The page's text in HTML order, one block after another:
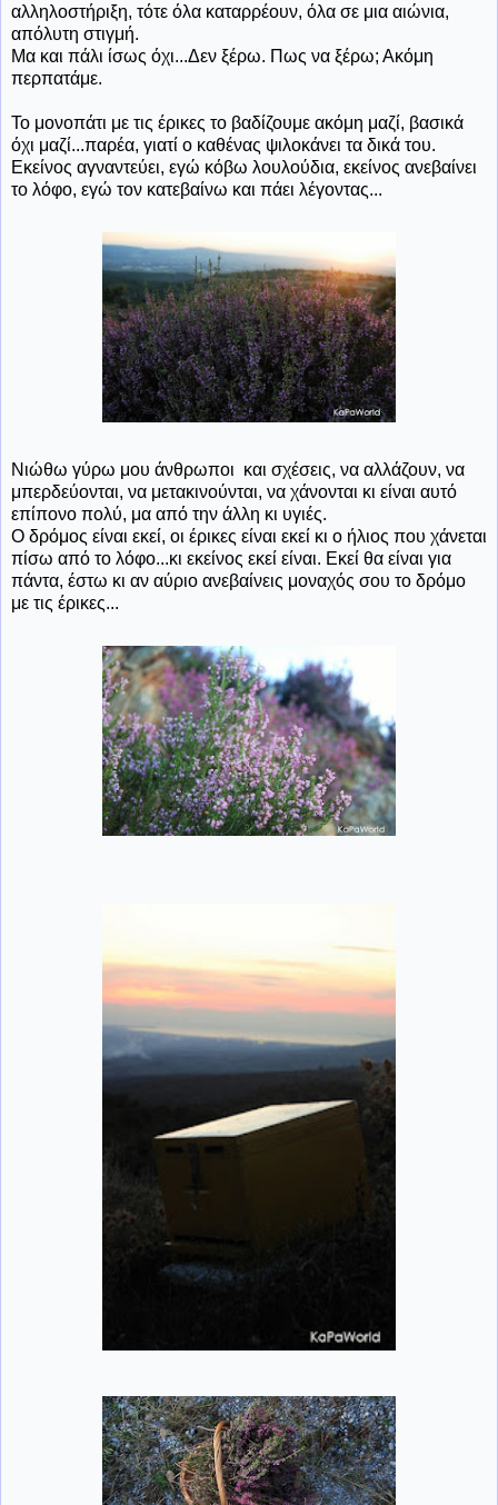
αλληλοστήριξη, τότε όλα καταρρέουν, όλα σε μια αιώνια,
απόλυτη στιγμή.
Μα και πάλι ίσως όχι...Δεν ξέρω. Πως να ξέρω; Ακόμη
περπατάμε.
Το μονοπάτι με τις έρικες το βαδίζουμε ακόμη μαζί, βασικά
όχι μαζί...παρέα, γιατί ο καθένας ψιλοκάνει τα δικά του.
Εκείνος αγναντεύει, εγώ κόβω λουλούδια, εκείνος ανεβαίνει
το λόφο, εγώ τον κατεβαίνω και πάει λέγοντας...
Νιώθω γύρω μου άνθρωποι και σχέσεις, να αλλάζουν, να
μπερδεύονται, να μετακινούνται, να χάνονται κι είναι αυτό
επίπονο πολύ, μα από την άλλη κι υγιές.
Ο δρόμος είναι εκεί, οι έρικες είναι εκεί κι ο ήλιος που χάνεται
πίσω από το λόφο...κι εκείνος εκεί είναι. Εκεί θα είναι για
πάντα, έστω κι αν αύριο ανεβαίνεις μοναχός σου το δρόμο
με τις έρικες...